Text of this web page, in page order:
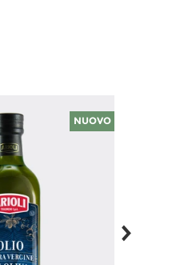
SOLD OUT
NUOVO